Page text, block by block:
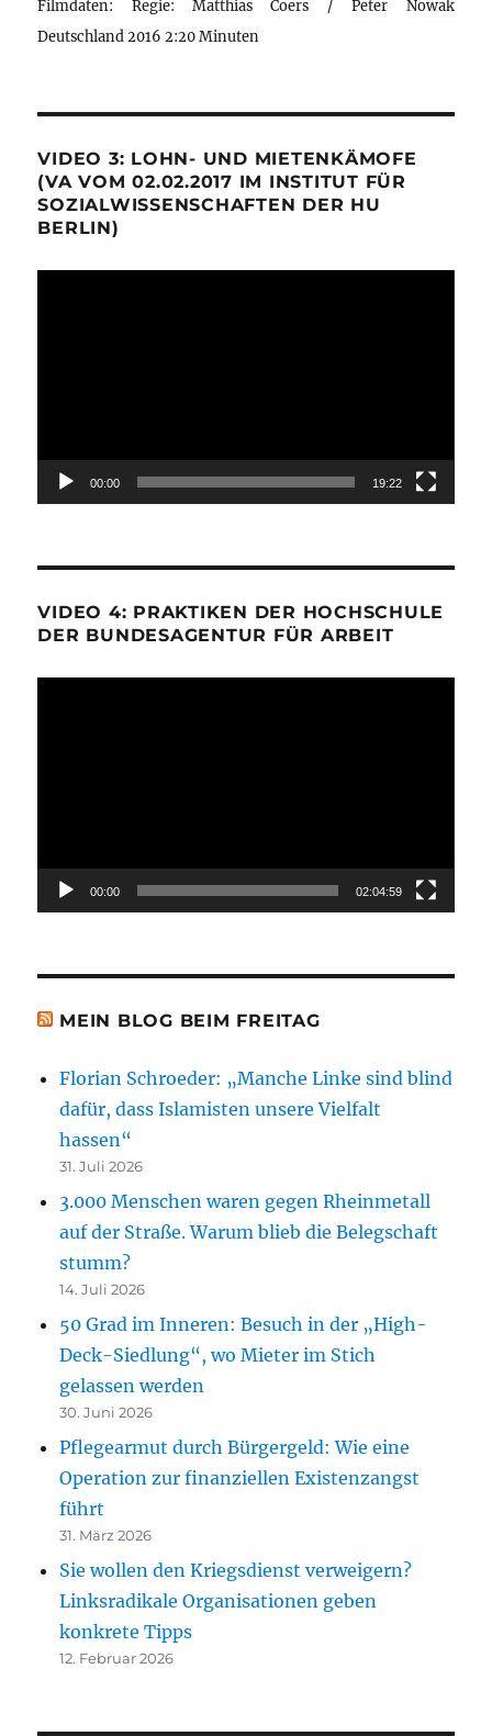
Filmdaten: Regie: Matthias Coers / Peter Nowak
Deutschland 2016 2:20 Minuten
VIDEO 3: LOHN- UND MIETENKÄMOFE
(VA VOM 02.02.2017 IM INSTITUT FÜR
SOZIALWISSENSCHAFTEN DER HU
BERLIN)
00:00 19:22
VIDEO 4: PRAKTIKEN DER HOCHSCHULE
DER BUNDESAGENTUR FÜR ARBEIT
00:00 02:04:59
MEIN BLOG BEIM FREITAG
Florian Schroeder: „Manche Linke sind blind
dafür, dass Islamisten unsere Vielfalt
hassen“
31. Juli 2026
3.000 Menschen waren gegen Rheinmetall
auf der Straße. Warum blieb die Belegschaft
stumm?
14. Juli 2026
50 Grad im Inneren: Besuch in der „High-
Deck-Siedlung“, wo Mieter im Stich
gelassen werden
30. Juni 2026
Pflegearmut durch Bürgergeld: Wie eine
Operation zur finanziellen Existenzangst
führt
31. März 2026
Sie wollen den Kriegsdienst verweigern?
Linksradikale Organisationen geben
konkrete Tipps
12. Februar 2026